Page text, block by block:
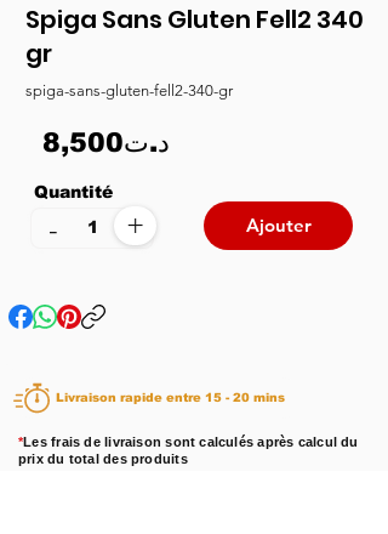
Spiga Sans Gluten Fell2 340
gr
spiga-sans-gluten-fell2-340-gr
8,500د.ت
Quantité
+
- Ajouter
Livraison rapide entre 15 - 20 mins
*Les frais de livraison sont calculés après calcul du
prix du total des produits